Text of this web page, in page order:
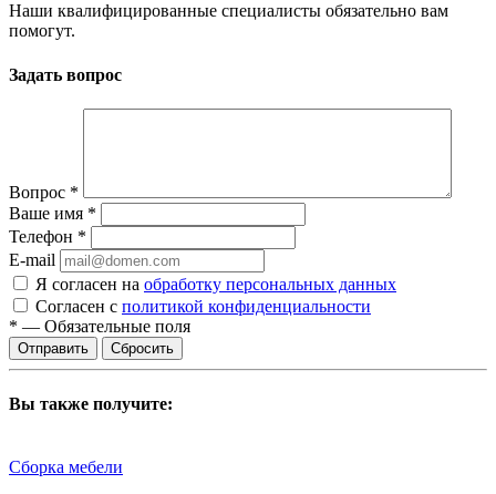
Наши квалифицированные специалисты обязательно вам
помогут.
Задать вопрос
Вопрос *
Ваше имя *
Телефон *
E-mail
Я согласен на обработку персональных данных
Согласен с политикой конфиденциальности
* — Обязательные поля
Сбросить
Вы также получите:
Сборка мебели